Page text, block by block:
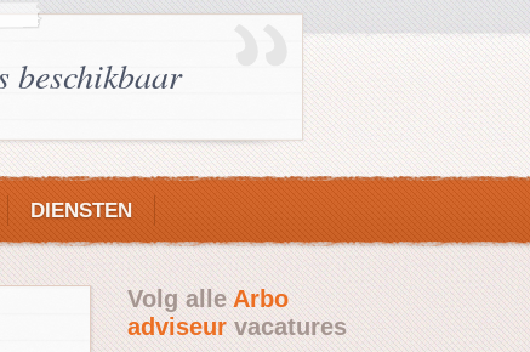
beschikbaar
DIENSTEN
Volg alleArbo
adviseur vacatures